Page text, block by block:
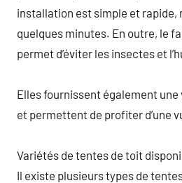
installation est simple et
quelques minutes. En outre, le
permet d’éviter les insectes et
Elles fournissent également
et permettent de profiter d’une
Variétés de tentes de toit
Il existe plusieurs types de